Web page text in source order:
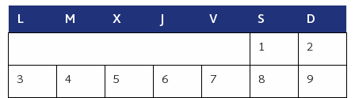
L
M X J V S
D
1
2
3
4 5 6 7 8 9